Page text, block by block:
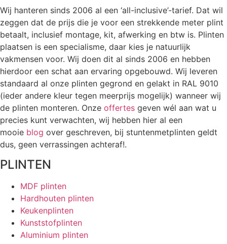
Wij hanteren sinds 2006 al een ‘all-inclusive’-tarief. Dat wil
zeggen dat de prijs die je voor een strekkende meter plint
betaalt, inclusief montage, kit, afwerking en btw is. Plinten
plaatsen is een specialisme, daar kies je natuurlijk
vakmensen voor. Wij doen dit al sinds 2006 en hebben
hierdoor een schat aan ervaring opgebouwd. Wij leveren
standaard al onze plinten gegrond en gelakt in RAL 9010
(ieder andere kleur tegen meerprijs mogelijk) wanneer wij
de plinten monteren. Onze offertes geven wél aan wat u
precies kunt verwachten, wij hebben hier al een
mooie blog over geschreven, bij stuntenmetplinten geldt
dus, geen verrassingen achteraf!.
PLINTEN
MDF plinten
Hardhouten plinten
Keukenplinten
Kunststofplinten
Aluminium plinten